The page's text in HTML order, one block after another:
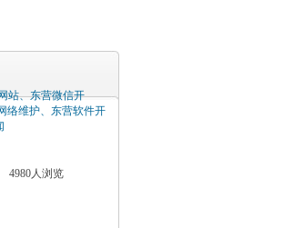
站、东营微信开
络维护、东营软件开
4980人浏览